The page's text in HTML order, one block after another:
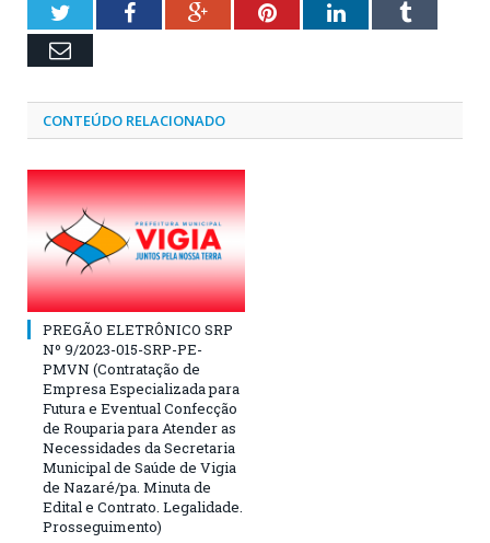
TwitterFacebookGoogle+PinterestLinkedInTumblr
Email
CONTEÚDO RELACIONADO
PREGÃO ELETRÔNICO SRP
Nº 9/2023-015-SRP-PE-
PMVN (Contratação de
Empresa Especializada para
Futura e Eventual Confecção
de Rouparia para Atender as
Necessidades da Secretaria
Municipal de Saúde de Vigia
de Nazaré/pa. Minuta de
Edital e Contrato. Legalidade.
Prosseguimento)